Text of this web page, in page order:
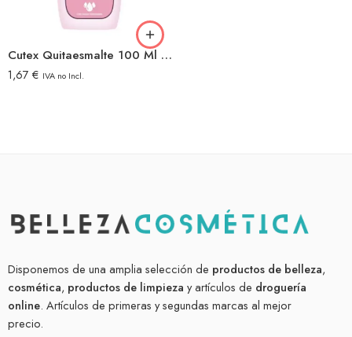
Cutex Quitaesmalte 100 Ml Extra Hidratante
1,67 € IVA no Incl.
Disponemos de una amplia selección de productos de belleza,
cosmética, productos de limpieza y artículos de droguería
online. Artículos de primeras y segundas marcas al mejor
precio.